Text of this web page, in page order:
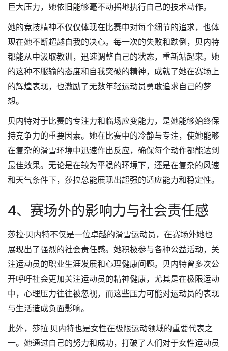
巨大压力，她依旧能够毫不动摇地执行自己的技术动作。
她的竞技精神不仅仅体现在比赛中对每个细节的追求，也体
现在她不断超越自我的决心。每一次的失败和跌倒，贝内特
都能从中汲取教训，迅速调整自己的状态，重新站起来。她
的这种不服输的态度和自我突破的精神，成就了她在赛场上
的辉煌表现，也激励了无数年轻运动员勇敢追求自己的梦
想。
贝内特对于比赛的专注力和临场应变能力，是她能够始终保
持竞争力的重要因素。她在比赛中的冷静与专注，使她能够
在复杂的滑雪环境中迅速作出反应，确保每个动作都能达到
最佳效果。无论是在较为平稳的环境下，还是在复杂的风速
和天气条件下，莎拉总能展现出超强的适应能力和稳定性。
4、赛场外的影响力与社会责任感
莎拉·贝内特不仅是一位卓越的滑雪运动员，在赛场外她也
展现出了强烈的社会责任感。她积极参与各种公益活动，关
注运动员的职业生涯发展和心理健康问题。贝内特曾多次公
开呼吁社会更加关注运动员的精神健康，尤其是在极限运动
中，心理压力往往被忽视，而这些压力可能对运动员的表现
与生活造成负面影响。
此外，莎拉·贝内特也是女性在极限运动领域的重要代表之
一。她通过自己的努力和成功，打破了人们对于女性运动员